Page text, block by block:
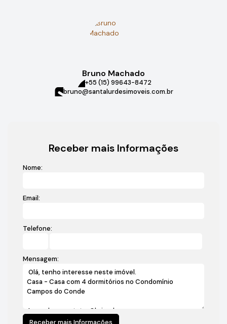
Bruno Machado
+55 (15) 99643-8472
bruno@santalurdesimoveis.com.br
Receber mais Informações
Nome:
Email:
Telefone:
Mensagem: